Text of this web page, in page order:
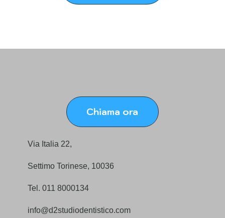
Chiama ora
Via Italia 22,
Settimo Torinese, 10036
Tel. 011 8000134
info@d2studiodentistico.com